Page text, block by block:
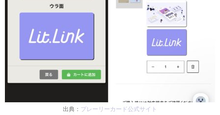
出典： プレーリーカード公式サイト